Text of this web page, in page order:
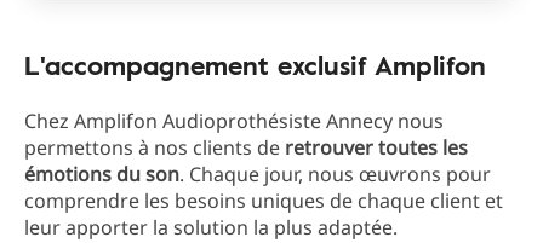
L'accompagnement exclusif Amplifon
Chez Amplifon Audioprothésiste Annecy nous
permettons à nos clients de retrouver toutes les
émotions du son. Chaque jour, nous œuvrons pour
comprendre les besoins uniques de chaque client et
leur apporter la solution la plus adaptée.